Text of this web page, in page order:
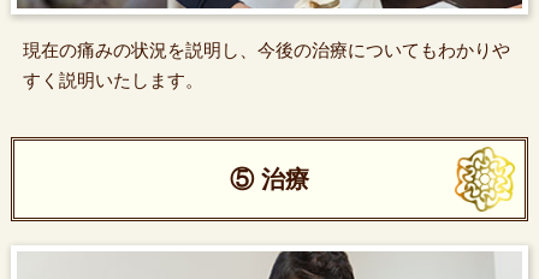
現在の痛みの状況を説明し、今後の治療についてもわかりや
すく説明いたします。
⑤ 治療